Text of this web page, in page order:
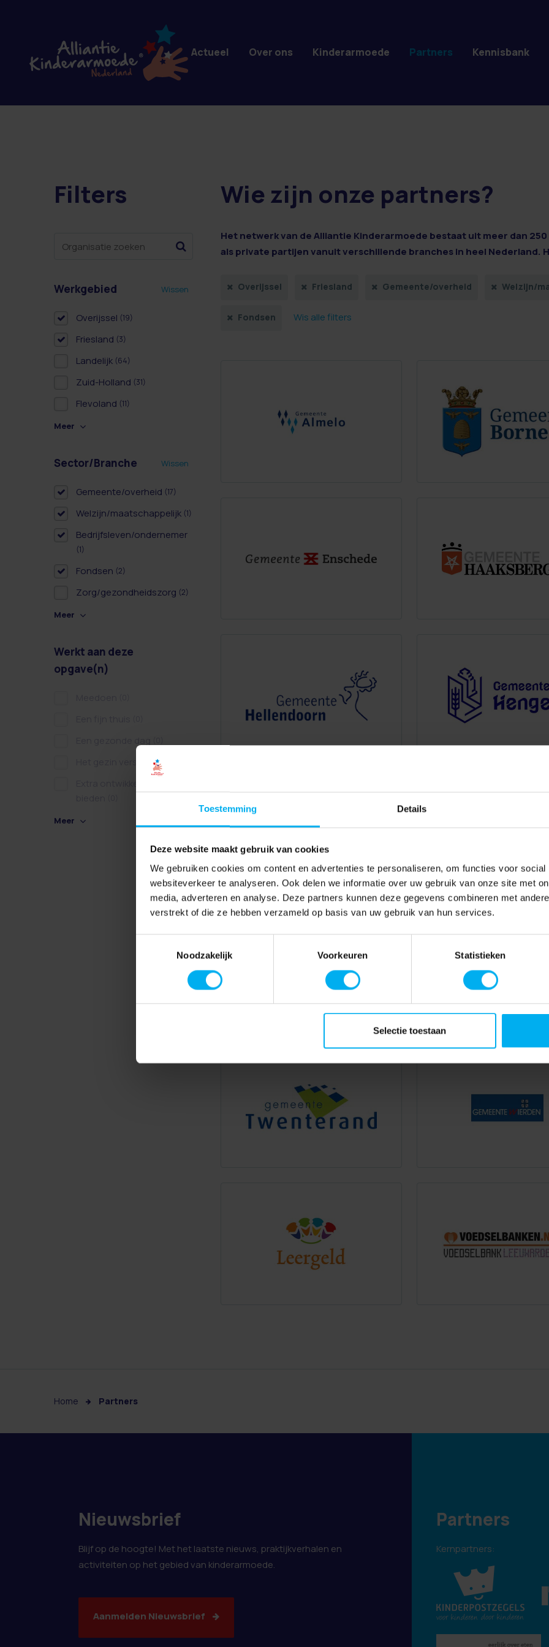
Toestemming Details
Deze website maakt gebruik van cookies
We gebruiken cookies om content en advertenties te personaliseren, om functies voor
websiteverkeer te analyseren. Ook delen we informatie over uw gebruik van onze site met
media, adverteren en analyse. Deze partners kunnen deze gegevens combineren met
verstrekt of die ze hebben verzameld op basis van uw gebruik van hun services.
Noodzakelijk
Voorkeuren Statistieken
Selectie toestaan
21 resultaten
Filters
Werkgebied Wissen
Overijssel (19)
Friesland (3)
Landelijk (64)
Zuid-Holland (31)
Flevoland (11)
Meer
Sector/Branche Wissen
Gemeente/overheid (17)
Welzijn/maatschappelijk (1)
Bedrijfsleven/ondernemer
(1)
Fondsen (2)
Zorg/gezondheidszorg (2)
Meer
Werkt aan deze
opgave(n)
Het gezin versterken
Meer
Wie zijn onze partners?
Het netwerk van de Alliantie Kinderarmoede bestaat uit meer dan
als private partijen vanuit verschillende branches in heel Nederland.
Overijssel Friesland Gemeente/overheid Welzijn/
Fondsen Wis alle filters
Home Partners
Nieuwsbrief
Blijf op de hoogte! Met het laatste nieuws, praktijkverhalen en
activiteiten op het gebied van kinderarmoede.
Aanmelden Nieuwsbrief
Partners
Kernpartners:
Actueel Over ons Kinderarmoede Partners Kennisbank